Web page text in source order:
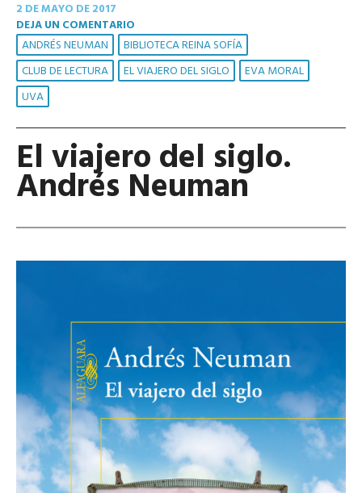
2 DE MAYO DE 2017
DEJA UN COMENTARIO
ANDRÉS NEUMAN
BIBLIOTECA REINA SOFÍA
CLUB DE LECTURA
EL VIAJERO DEL SIGLO
EVA MORAL
UVA
El viajero del siglo.
Andrés Neuman